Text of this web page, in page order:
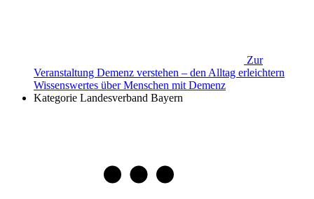
Zur
Veranstaltung Demenz verstehen – den Alltag erleichtern
Wissenswertes über Menschen mit Demenz
Kategorie Landesverband Bayern